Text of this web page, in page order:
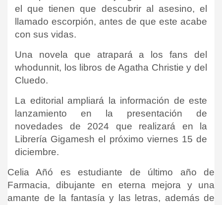
el que tienen que descubrir al asesino, el
llamado escorpión, antes de que este acabe
con sus vidas.
Una novela que atrapará a los fans del
whodunnit, los libros de Agatha Christie y del
Cluedo.
La editorial ampliará la información de este
lanzamiento en la presentación de
novedades de 2024 que realizará en la
Librería Gigamesh el próximo viernes 15 de
diciembre.
Celia Añó es estudiante de último año de
Farmacia, dibujante en eterna mejora y una
amante de la fantasía y las letras, además de